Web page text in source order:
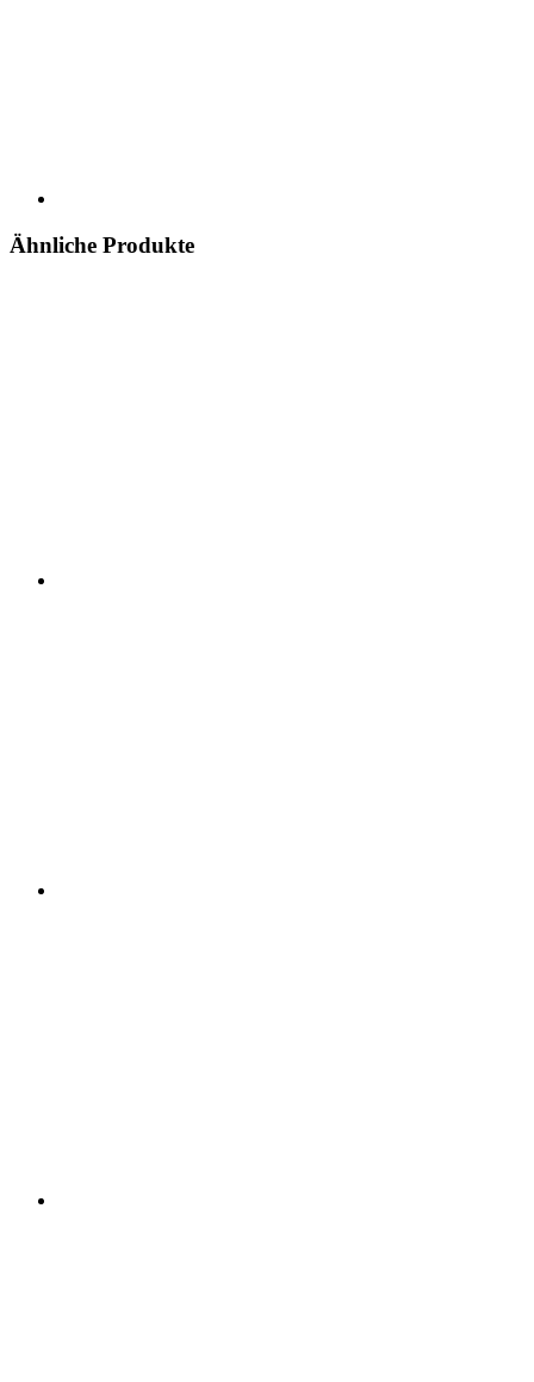
Ähnliche Produkte